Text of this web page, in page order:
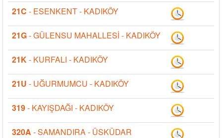
21C - ESENKENT - KADIKÖY
21G- GÜLENSU MAHALLESİ - KADIKÖY
21K- KURFALI - KADIKÖY
21U - UĞURMUMCU - KADIKÖY
319- KAYIŞDAĞI - KADIKÖY
320A - SAMANDIRA - ÜSKÜDAR